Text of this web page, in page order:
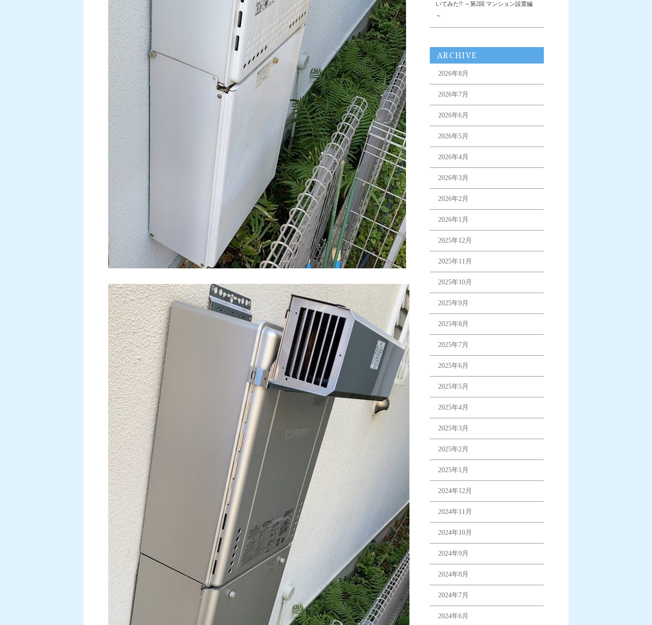
いてみた!! ～第2回 マンション設置編
～
ARCHIVE
2026年8月
2026年7月
2026年6月
2026年5月
2026年4月
2026年3月
2026年2月
2026年1月
2025年12月
2025年11月
2025年10月
2025年9月
2025年8月
2025年7月
2025年6月
2025年5月
2025年4月
2025年3月
2025年2月
2025年1月
2024年12月
2024年11月
2024年10月
2024年9月
2024年8月
2024年7月
2024年6月